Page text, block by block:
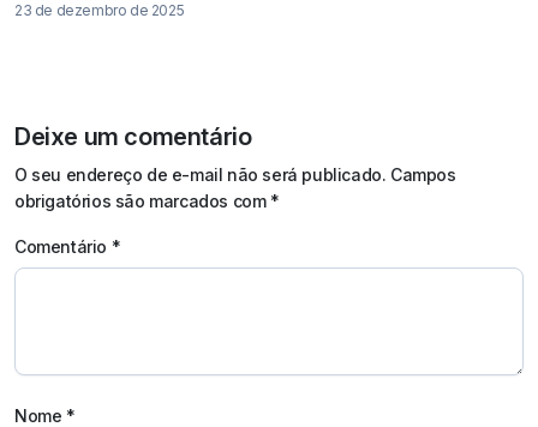
23 de dezembro de 2025
Deixe um comentário
O seu endereço de e-mail não será publicado. Campos
obrigatórios são marcados com *
Comentário *
Nome *